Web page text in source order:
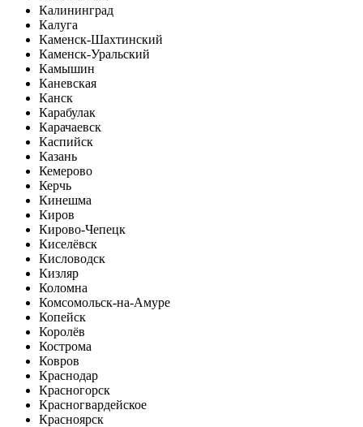
Калининград
Калуга
Каменск-Шахтинский
Каменск-Уральский
Камышин
Каневская
Канск
Карабулак
Карачаевск
Каспийск
Казань
Кемерово
Керчь
Кинешма
Киров
Кирово-Чепецк
Киселёвск
Кисловодск
Кизляр
Коломна
Комсомольск-на-Амуре
Копейск
Королёв
Кострома
Ковров
Краснодар
Красногорск
Красногвардейское
Красноярск